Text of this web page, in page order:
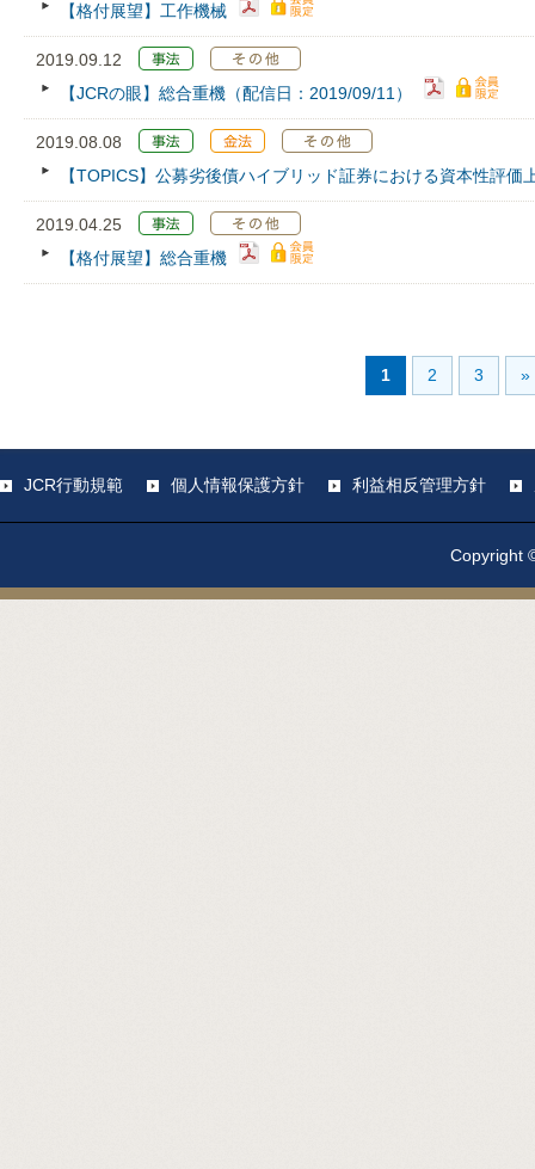
【格付展望】工作機械
2019.09.12
【JCRの眼】総合重機（配信日：2019/09/11）
2019.08.08
【TOPICS】公募劣後債ハイブリッド証券における資本性評価
2019.04.25
【格付展望】総合重機
1 2 3 »
JCR行動規範 個人情報保護方針 利益相反管理方針
Copyright